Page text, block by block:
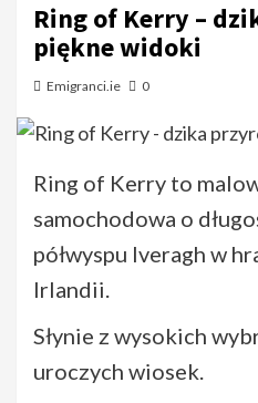
Ring of Kerry –
piękne widoki
Emigranci.ie 0
Ring of Kerry to
samochodowa o
półwyspu Iveragh w
Irlandii.
Słynie z wysokich
uroczych wiosek.